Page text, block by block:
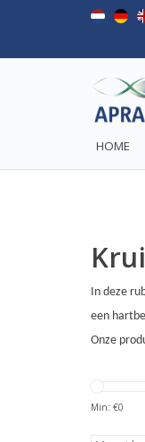
HOME
In deze
een
Onze
Min: €0